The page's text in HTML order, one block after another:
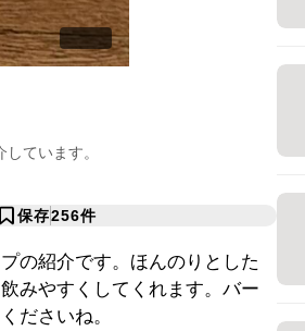
ています。
保存256件
の紹介です。ほんのりとした
みやすくしてくれます。バー
ださいね。